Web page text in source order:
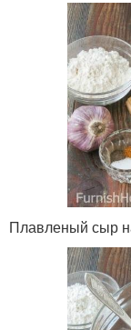
Плавленый сыр